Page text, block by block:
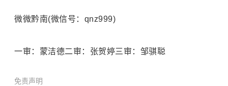
微微黔南(微信号：qnz999)
一审：蒙洁德二审：张贺婷三审：邹骐聪
免责声明